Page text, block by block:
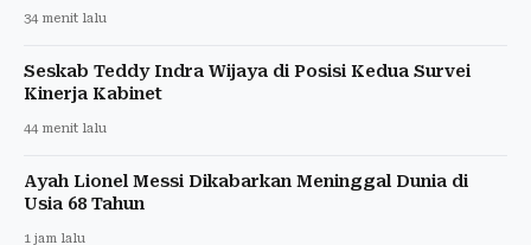
34 menit lalu
Seskab Teddy Indra Wijaya di Posisi Kedua Survei
Kinerja Kabinet
44 menit lalu
Ayah Lionel Messi Dikabarkan Meninggal Dunia di
Usia 68 Tahun
1 jam lalu